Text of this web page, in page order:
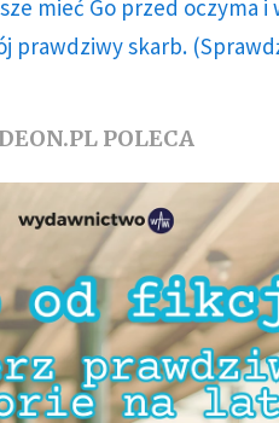
mieć Go przed oczyma
prawdziwy skarb.
POLECA